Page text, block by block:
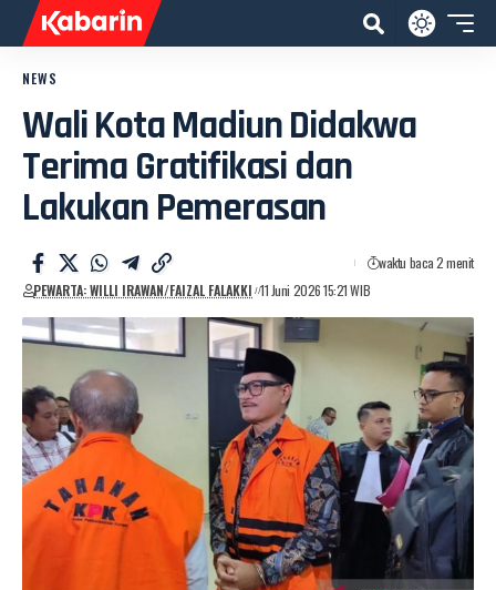
NEWS
Wali Kota Madiun Didakwa
Terima Gratifikasi dan
Lakukan Pemerasan
PEWARTA: WILLI IRAWAN/FAIZAL FALAKKI 11 Juni 2026 15:21 WIB
waktu baca 2 menit